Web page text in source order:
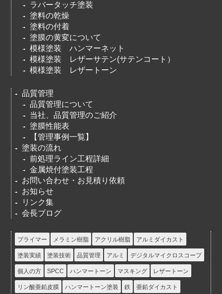
ラバータッチ塗装
塗料の乾燥
塗料の付着
塗膜の黄変について
模様塗装 ハンマーネット
模様塗装 レザーサテン(サテンコート）
模様塗装 レザートーン
品質管理
品質管理について
当社、品質管理のご紹介
塗膜性能表
【管理事例一覧】
塗装の流れ
前処理ライン工程詳細
金属焼付塗装工程
お問い合わせ・お見積り依頼
お知らせ
リンク集
会長ブログ
プライマー メラミン樹脂 アクリル樹脂 アルミダイカスト
塗装実績 塗装技術 品質管理 アルミ デジタルマイクロスコープ
個人の方 SPCC ハンマートーン マスキング レザートーン
リン酸亜鉛皮膜 ハンマートーン塗装 鉄 亜鉛ダイカスト